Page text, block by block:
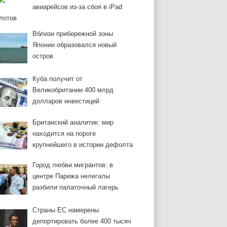
авиарейсов из-за сбоя в iPad
Вблизи прибережной зоны
Японии образовался новый
остров
Куба получит от
Великобритании 400 млрд
долларов инвестиций
Британский аналитик: мир
находится на пороге
крупнейшего в истории дефолта
Город любви мигрантов: в
центре Парижа нелегалы
разбили палаточный лагерь
Страны ЕС намерены
депортировать более 400 тысяч